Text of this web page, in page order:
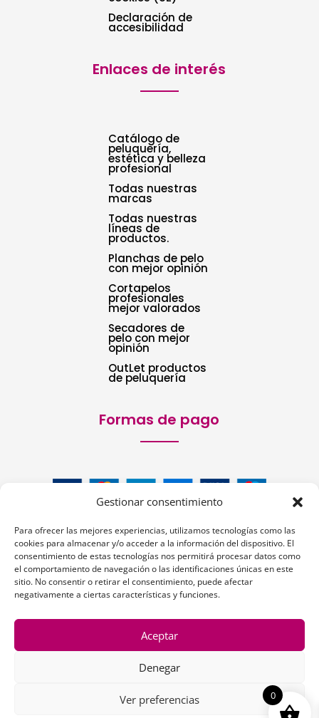
Gestionar consentimiento
Para ofrecer las mejores experiencias, utilizamos tecnologías como las
cookies para almacenar y/o acceder a la información del dispositivo. El
consentimiento de estas tecnologías nos permitirá procesar datos como
el comportamiento de navegación o las identificaciones únicas en este
sitio. No consentir o retirar el consentimiento, puede afectar
negativamente a ciertas características y funciones.
Aceptar
Denegar
Ver preferencias
Declaración de
accesibilidad
Enlaces de interés
Catálogo de
peluquería,
estética y belleza
profesional
Todas nuestras
marcas
Todas nuestras
líneas de
productos.
Planchas de pelo
con mejor opinión
Cortapelos
profesionales
mejor valorados
Secadores de
pelo con mejor
opinión
OutLet productos
de peluquería
Formas de pago
Siguenos:
0